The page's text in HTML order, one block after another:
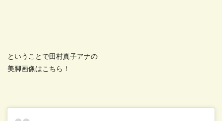
ということで田村真子アナの
美脚画像はこちら！